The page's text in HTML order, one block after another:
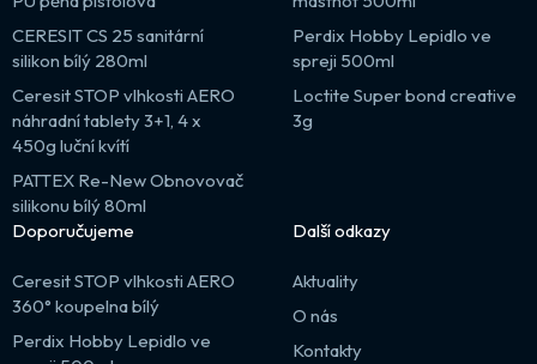
CERESIT CS 25 sanitární
silikon bílý 280ml
Ceresit STOP vlhkosti AERO
náhradní tablety 3+1, 4 x
450g luční kvítí
PATTEX Re-New Obnovovač
silikonu bílý 80ml
Perdix Hobby Lepidlo ve
spreji 500ml
Loctite Super bond creative
3g
Doporučujeme
Ceresit STOP vlhkosti AERO
360° koupelna bílý
Perdix Hobby Lepidlo ve
Další odkazy
Aktuality
O nás
Kontakty